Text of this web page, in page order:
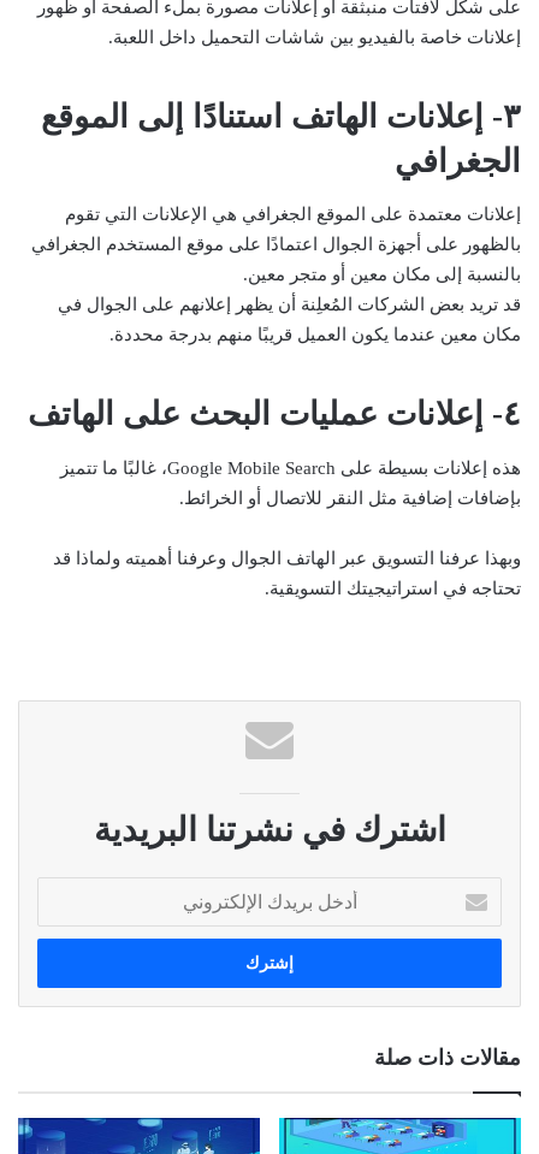
على شكل لافتات منبثقة أو إعلانات مصورة بملء الصفحة أو ظهور
إعلانات خاصة بالفيديو بين شاشات التحميل داخل اللعبة.
٣- إعلانات الهاتف استنادًا إلى الموقع
الجغرافي
إعلانات معتمدة على الموقع الجغرافي هي الإعلانات التي تقوم
بالظهور على أجهزة الجوال اعتمادًا على موقع المستخدم الجغرافي
بالنسبة إلى مكان معين أو متجر معين.
قد تريد بعض الشركات المُعلِنة أن يظهر إعلانهم على الجوال في
مكان معين عندما يكون العميل قريبًا منهم بدرجة محددة.
٤- إعلانات عمليات البحث على الهاتف
هذه إعلانات بسيطة على Google Mobile Search، غالبًا ما تتميز
بإضافات إضافية مثل النقر للاتصال أو الخرائط.
وبهذا عرفنا التسويق عبر الهاتف الجوال وعرفنا أهميته ولماذا قد
تحتاجه في استراتيجيتك التسويقية.
اشترك في نشرتنا البريدية
خ
ب
د
ك
ا
مقالات ذات صلة